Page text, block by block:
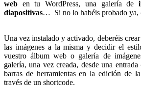
web en tu WordPress, una galería de
diapositivas… Si no lo habéis probado ya,
Una vez instalado y activado, deberéis
las imágenes a la misma y decidir el
vuestro álbum web o galería de
galería, una vez creada, desde una
barras de herramientas en la edición de
través de un shortcode.